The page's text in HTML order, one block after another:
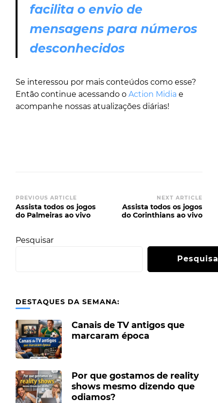
facilita o envio de
mensagens para números
desconhecidos
Se interessou por mais conteúdos como esse?
Então continue acessando o Action Midia e
acompanhe nossas atualizações diárias!
PREVIOUS ARTICLE
Assista todos os jogos
do Palmeiras ao vivo
NEXT ARTICLE
Assista todos os jogos
do Corinthians ao vivo
Pesquisar
DESTAQUES DA SEMANA:
Canais de TV antigos que
marcaram época
Por que gostamos de reality
shows mesmo dizendo que
odiamos?